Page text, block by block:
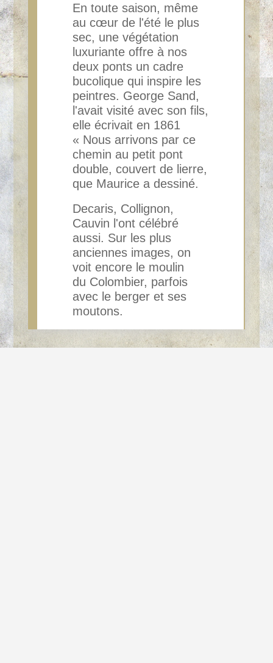
En toute saison, même
au cœur de l'été le plus
sec, une végétation
luxuriante offre à nos
deux ponts un cadre
bucolique qui inspire les
peintres. George Sand,
l'avait visité avec son fils,
elle écrivait en 1861
« Nous arrivons par ce
chemin au petit pont
double, couvert de lierre,
que Maurice a dessiné.
Decaris, Collignon,
Cauvin l'ont célébré
aussi. Sur les plus
anciennes images, on
voit encore le moulin
du Colombier, parfois
avec le berger et ses
moutons.